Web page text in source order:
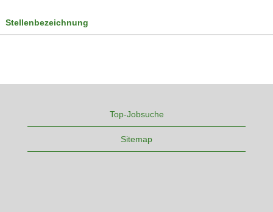
Stellenbezeichnung
Top-Jobsuche
Sitemap